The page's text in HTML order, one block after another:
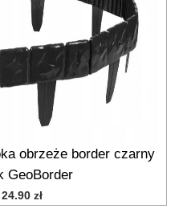
obrzeże border czarny
GeoBorder
24.90 zł